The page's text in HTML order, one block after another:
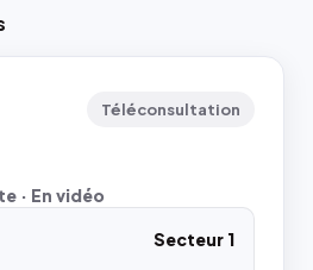
Téléconsultation
· En vidéo
Secteur 1